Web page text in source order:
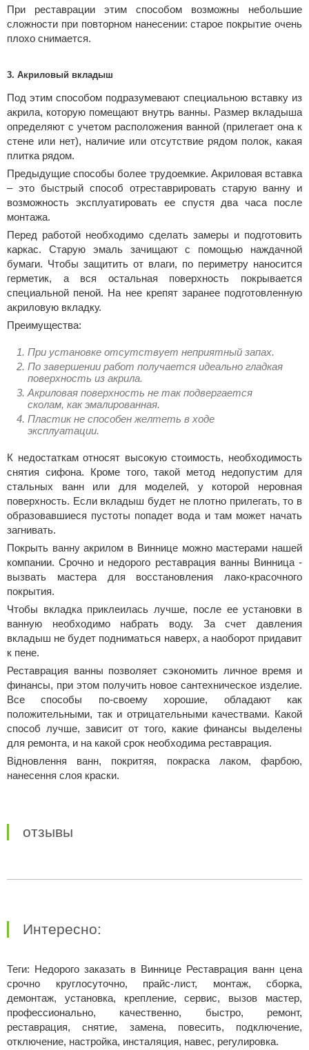
При реставрации этим способом возможны небольшие
сложности при повторном нанесении: старое покрытие очень
плохо снимается.
3. Акриловый вкладыш
Под этим способом подразумевают специальною вставку из
акрила, которую помещают внутрь ванны. Размер вкладыша
определяют с учетом расположения ванной (прилегает она к
стене или нет), наличие или отсутствие рядом полок, какая
плитка рядом.
Предыдущие способы более трудоемкие. Акриловая вставка
– это быстрый способ отреставрировать старую ванну и
возможность эксплуатировать ее спустя два часа после
монтажа.
Перед работой необходимо сделать замеры и подготовить
каркас. Старую эмаль зачищают с помощью наждачной
бумаги. Чтобы защитить от влаги, по периметру наносится
герметик, а вся остальная поверхность покрывается
специальной пеной. На нее крепят заранее подготовленную
акриловую вкладку.
Преимущества:
При установке отсутствует неприятный запах.
По завершении работ получается идеально гладкая
поверхность из акрила.
Акриловая поверхность не так подвергается
сколам, как эмалированная.
Пластик не способен желтеть в ходе
эксплуатации.
К недостаткам относят высокую стоимость, необходимость
снятия сифона. Кроме того, такой метод недопустим для
стальных ванн или для моделей, у которой неровная
поверхность. Если вкладыш будет не плотно прилегать, то в
образовавшиеся пустоты попадет вода и там может начать
загнивать.
Покрыть ванну акрилом в Виннице можно мастерами нашей
компании. Срочно и недорого реставрация ванны Винница -
вызвать мастера для восстановления лако-красочного
покрытия.
Чтобы вкладка приклеилась лучше, после ее установки в
ванную необходимо набрать воду. За счет давления
вкладыш не будет подниматься наверх, а наоборот придавит
к пене.
Реставрация ванны позволяет сэкономить личное время и
финансы, при этом получить новое сантехническое изделие.
Все способы по-своему хорошие, обладают как
положительными, так и отрицательными качествами. Какой
способ лучше, зависит от того, какие финансы выделены
для ремонта, и на какой срок необходима реставрация.
Відновлення ванн, покритяя, покраска лаком, фарбою,
нанесення слоя краски.
отзывы
Интересно:
Теги: Недорого заказать в Виннице Реставрация ванн цена
срочно круглосуточно, прайс-лист, монтаж, сборка,
демонтаж, установка, крепление, сервис, вызов мастер,
профессионально, качественно, быстро, ремонт,
реставрация, снятие, замена, повесить, подключение,
отключение, настройка, инсталяция, навес, регулировка.